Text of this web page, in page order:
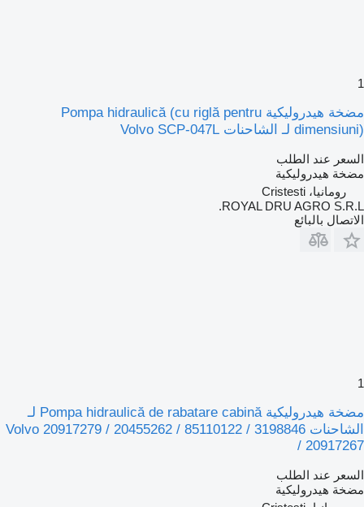
1
مضخة هيدروليكية Pompa hidraulică (cu riglă pentru
dimensiuni) لـ الشاحنات Volvo SCP-047L
السعر عند الطلب
مضخة هيدروليكية
رومانيا، Cristesti
ROYAL DRU AGRO S.R.L.
الاتصال بالبائع
1
مضخة هيدروليكية Pompa hidraulică de rabatare cabină لـ
الشاحنات Volvo 20917279 / 20455262 / 85110122 / 3198846
/ 20917267
السعر عند الطلب
مضخة هيدروليكية